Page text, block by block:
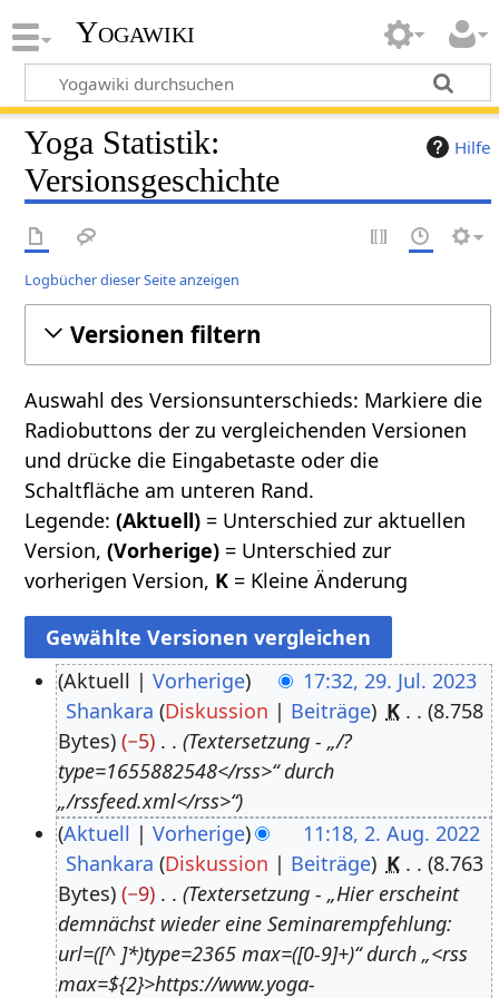
Yogawiki
Hilfe
Yoga Statistik:
Versionsgeschichte
Logbücher dieser Seite anzeigen
Versionen filtern
Auswahl des Versionsunterschieds: Markiere die
Radiobuttons der zu vergleichenden Versionen
und drücke die Eingabetaste oder die
Schaltfläche am unteren Rand.
Legende:(Aktuell) = Unterschied zur aktuellen
Version,(Vorherige) = Unterschied zur
vorherigen Version, K = Kleine Änderung
u
Aktuell Vorherige
17:32, 29. Jul. 2023
Shankara Diskussion Beiträge K
8.758
Bytes
−5
Textersetzung - „/?
type=1655882548</rss>“ durch
„/rssfeed.xml</rss>“
Aktuell Vorherige
11:18, 2. Aug. 2022
Shankara Diskussion Beiträge K
8.763
Bytes
−9
Textersetzung - „Hier erscheint
demnächst wieder eine Seminarempfehlung:
url=([^ ]*)type=2365 max=([0-9]+)“ durch „<rss
max=${2}>https://www.yoga-